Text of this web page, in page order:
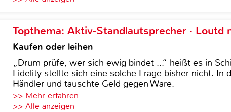
Topthema: Aktiv-Standlautsprecher · Loutd
Kaufen oder leihen
„Drum prüfe, wer sich ewig bindet ...“ heißt es in
Fidelity stellte sich eine solche Frage bisher nicht. In
Händler und tauschte Geld gegen Ware.
>> Mehr erfahren
>> Alle anzeigen